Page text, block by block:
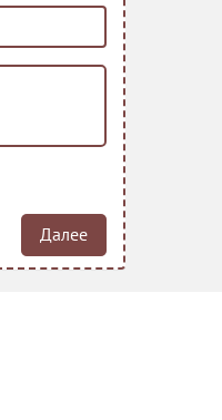
от 2-х
до даты
Далее